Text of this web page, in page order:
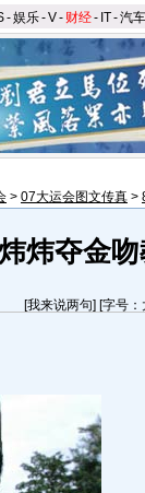
-娱乐-V- 财经- IT-汽车
> 07大运会图文传真 >
炜夺金
[我来说两句] [字号：